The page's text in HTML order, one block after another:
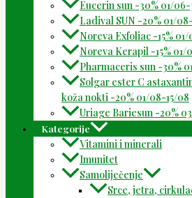
Eucerin sun -30% 01/06-
Ladival SUN -20% 01/
Noreva Exfoliac -15%
Noreva Kerapil -15% 01/
Pharmaceris sun -30%
Solgar ester C
koža nokti -20% 01/08-15/08
Uriage Bariesun -20%
Kategorije
Vitamini i minerali
Imunitet
Samoliječenje
Srce, jetra,